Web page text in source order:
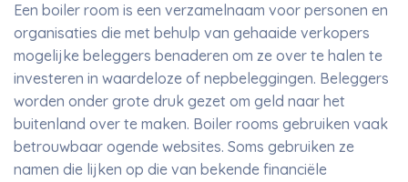
Een boiler room is een verzamelnaam voor personen en
organisaties die met behulp van gehaaide verkopers
mogelijke beleggers benaderen om ze over te halen te
investeren in waardeloze of nepbeleggingen. Beleggers
worden onder grote druk gezet om geld naar het
buitenland over te maken. Boiler rooms gebruiken vaak
betrouwbaar ogende websites. Soms gebruiken ze
namen die lijken op die van bekende financiële